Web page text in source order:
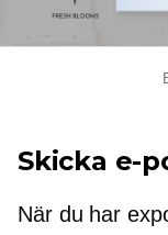
Skicka e-
När du har